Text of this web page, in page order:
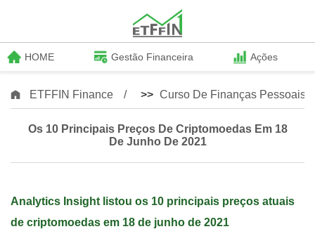
HOME Gestão Financeira Ações
ETFFIN Finance >> Curso De Finanças Pessoais
Os 10 Principais Preços De Criptomoedas Em 18
De Junho De 2021
Analytics Insight listou os 10 principais preços atuais
de criptomoedas em 18 de junho de 2021